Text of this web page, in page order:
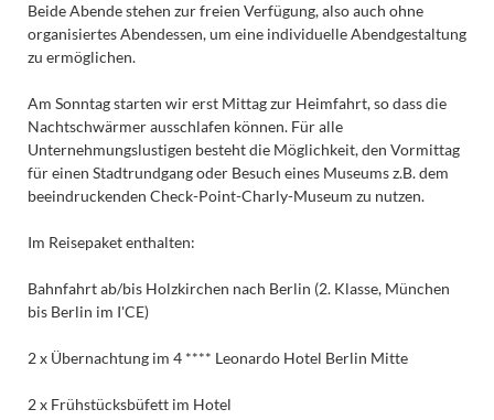
Beide Abende stehen zur freien Verfügung, also auch ohne
organisiertes Abendessen, um eine individuelle Abendgestaltung
zu ermöglichen.
Am Sonntag starten wir erst Mittag zur Heimfahrt, so dass die
Nachtschwärmer ausschlafen können. Für alle
Unternehmungslustigen besteht die Möglichkeit, den Vormittag
für einen Stadtrundgang oder Besuch eines Museums z.B. dem
beeindruckenden Check-Point-Charly-Museum zu nutzen.
Im Reisepaket enthalten:
Bahnfahrt ab/bis Holzkirchen nach Berlin (2. Klasse, München
bis Berlin im I'CE)
2 x Übernachtung im 4 **** Leonardo Hotel Berlin Mitte
2 x Frühstücksbüfett im Hotel